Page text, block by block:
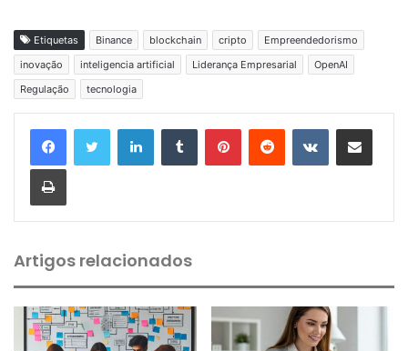
Etiquetas Binance blockchain cripto
Empreendedorismo
inovação
inteligencia artificial Liderança Empresarial
OpenAI
Regulação
tecnologia
Artigos relacionados